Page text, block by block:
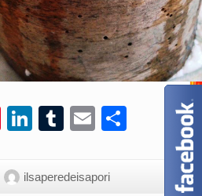
Pinterest
LinkedIn
Tumblr
Email
ilsaperedeisapori